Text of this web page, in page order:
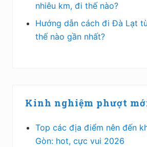
nhiêu km, đi thế nào?
Hướng dẫn cách đi Đà Lạt
thế nào gần nhất?
Kinh nghiệm phượt
Top các địa điểm nên đến
Gòn: hot, cực vui 2026